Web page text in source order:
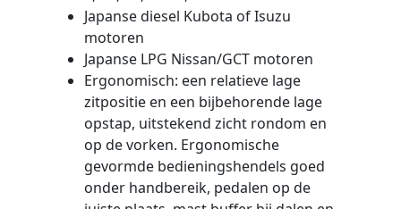
Japanse diesel Kubota of Isuzu
motoren
Japanse LPG Nissan/GCT motoren
Ergonomisch: een relatieve lage
zitpositie en een bijbehorende lage
opstap, uitstekend zicht rondom en
op de vorken. Ergonomische
gevormde bedieningshendels goed
onder handbereik, pedalen op de